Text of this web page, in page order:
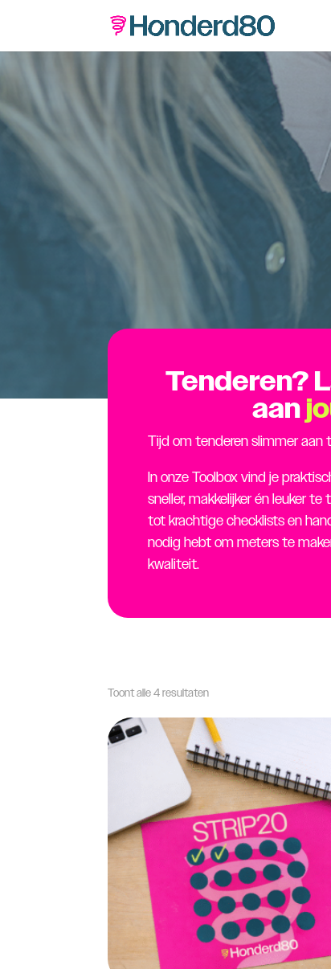
Tenderen?
aan
Tijd om tenderen slimmer aan
In onze Toolbox vind je
sneller, makkelijker én leuker
tot krachtige checklists en
nodig hebt om meters te
kwaliteit.
Toont alle 4 resultaten